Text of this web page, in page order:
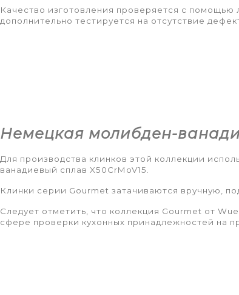
Качество изготовления проверяется с
дополнительно тестируется на отсутствие
Немецкая молибден-
Для производства клинков этой коллекции
ванадиевый сплав X50CrMoV15.
Клинки серии Gourmet затачиваются вручную,
Следует отметить, что коллекция Gourmet от
сфере проверки кухонных принадлежностей на